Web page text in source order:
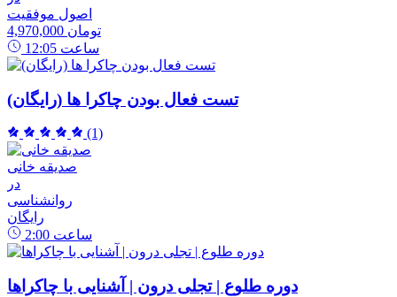
اصول موفقیت
4,970,000 تومان
12:05 ساعت
تست فعال بودن چاکرا ها (رایگان)
(1)
صدیقه خانی
در
روانشناسی
رایگان
2:00 ساعت
دوره طلوع | تجلی درون | آشنایی با چاکراها